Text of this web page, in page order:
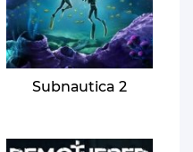
Subnаutica 2